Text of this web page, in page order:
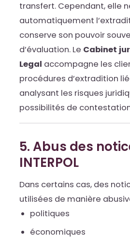
transfert. Cependant, elle
automatiquement
conserve son pouvoir
d’évaluation. Le Cabinet
Legal accompagne les
procédures d’extradition
analysant les risques
possibilités de
5. Abus des
INTERPOL
Dans certains cas, des
utilisées de manière
politiques
économiques